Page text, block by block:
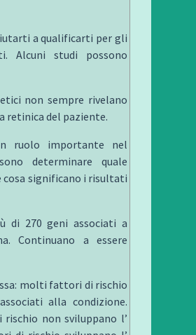
a qualificarti per gli
Alcuni studi possono
non sempre rivelano
retinica del paziente.
ruolo importante nel
determinare quale
cosa significano i risultati
di 270 geni associati a
Continuano a essere
molti fattori di rischio
alla condizione.
non sviluppano l’